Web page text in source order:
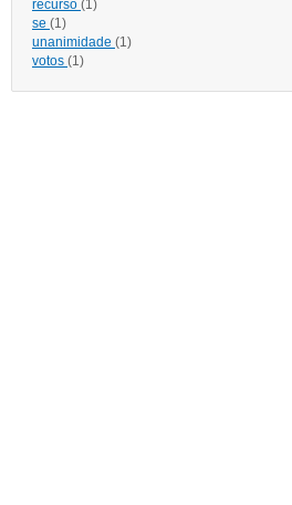
recurso (1)
se (1)
unanimidade (1)
votos (1)